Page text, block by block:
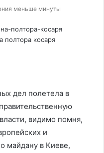
меньше минуты
полтора косаря
дел полетела в
видимо помня,
и
майдану в Киеве,